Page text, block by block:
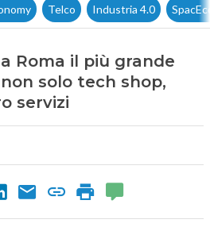
Telco Industria 4.0
Roma il più grande
solo tech shop,
servizi